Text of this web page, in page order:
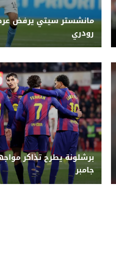
مانشستر سيتي يرفض
رودري
برشلونة يطرح تذاكر
جامبر